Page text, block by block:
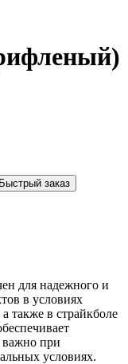
Быстрый заказ
для надежного и
в условиях
также в страйкболе
важно при
условиях.